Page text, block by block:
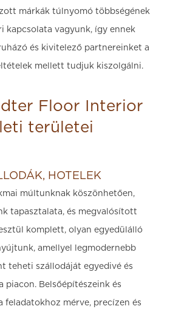
márkák túlnyomó többségének
kapcsolata vagyunk, így ennek
és kivitelező partnereinket a
mellett tudjuk kiszolgálni.
Floor Interior
területei
HOTELEK
múltunknak köszönhetően,
tapasztalata, és megvalósított
komplett, olyan egyedülálló
amellyel legmodernebb
teheti szállodáját egyedivé és
piacon. Belsőépítészeink és
feladatokhoz mérve, precízen és